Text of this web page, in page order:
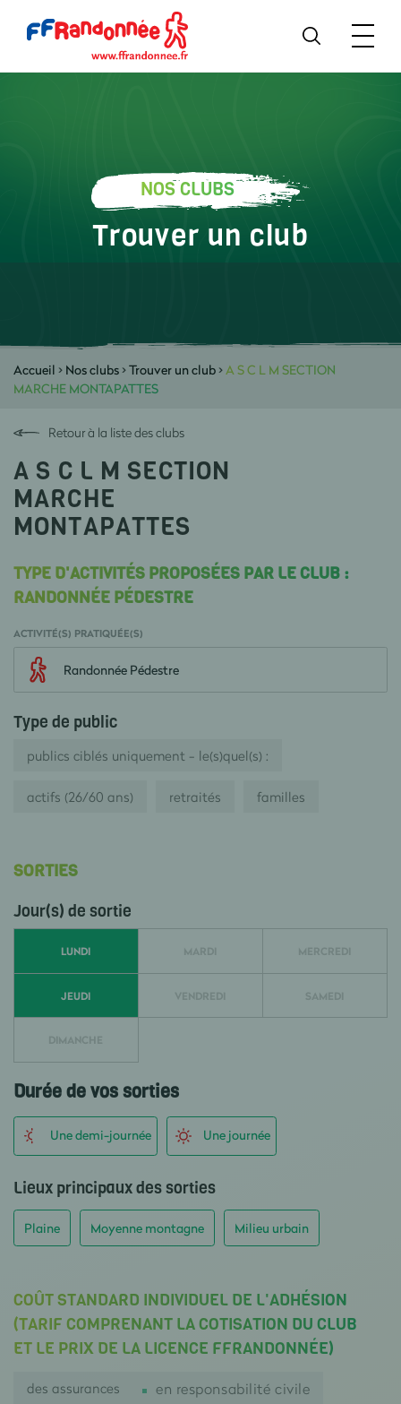
NOS CLUBS
Trouver un club
Accueil > Nos clubs>Trouver un club>A S C L M SECTION
MARCHE MONTAPATTES
Retour à la liste des clubs
A S C L M SECTION
MARCHE
MONTAPATTES
TYPE D'ACTIVITÉS PROPOSÉES PAR LE CLUB :
RANDONNÉE PÉDESTRE
ACTIVITÉ(S) PRATIQUÉE(S)
Randonnée Pédestre
Type de public
publics ciblés uniquement - le(s)quel(s) :
actifs (26/60 ans) retraités familles
SORTIES
Jour(s) de sortie
LUNDI MARDI MERCREDI
JEUDI VENDREDI SAMEDI
DIMANCHE
Durée de vos sorties
Une demi-journée Une journée
Lieux principaux des sorties
Plaine Moyenne montagne Milieu urbain
COÛT STANDARD INDIVIDUEL DE L'ADHÉSION
(TARIF COMPRENANT LA COTISATION DU CLUB
ET LE PRIX DE LA LICENCE FFRANDONNÉE)
des assurances
en responsabilité civile